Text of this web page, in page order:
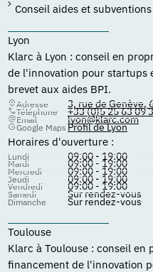
Conseil aides et
Lyon
Klarc à Lyon : conseil en
de l'innovation pour startups
brevet aux aides BPI.
Adresse 3, rue de Genève,
Téléphone +33 (0)5 25 63 09
Email lyon@klarc.com
Google Maps Profil de Lyon
Horaires d'ouverture :
Lundi 09:00 - 19:00
Mardi 09:00 - 19:00
Mercredi 09:00 - 19:00
Jeudi 09:00 - 19:00
Vendredi 09:00 - 19:00
Samedi Sur rendez-vous
Dimanche Sur rendez-vous
Toulouse
Klarc à Toulouse : conseil
financement de l'innovation